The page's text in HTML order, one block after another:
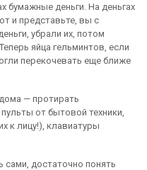
бумажные деньги. На деньгах
и представьте, вы с
убрали их, потом
яйца гельминтов, если
перекочевать еще ближе
— протирать
от бытовой техники,
к лицу!), клавиатуры
сами, достаточно понять